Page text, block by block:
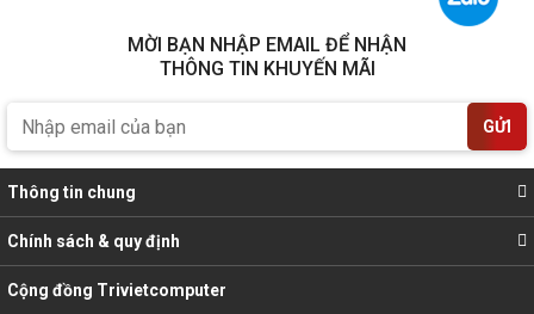
MỜI BẠN NHẬP EMAIL ĐỂ NHẬN
THÔNG TIN KHUYẾN MÃI
GỬI
Thông tin chung
Chính sách & quy định
Cộng đồng Trivietcomputer